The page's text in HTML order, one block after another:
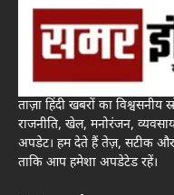
ताज़ा हिंदी खबरों का विश्वसनीय
राजनीति, खेल, मनोरंजन,
अपडेट। हम देते हैं तेज़, सटीक और
ताकि आप हमेशा अपडेटेड रहें।